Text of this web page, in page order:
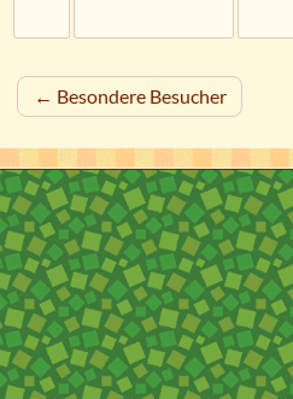
← Besondere Besucher